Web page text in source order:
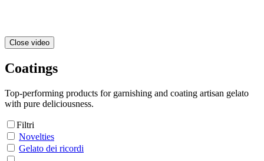
Close video
Coatings
Top-performing products for garnishing and coating artisan gelato
with pure deliciousness.
Filtri
Novelties
Gelato dei ricordi